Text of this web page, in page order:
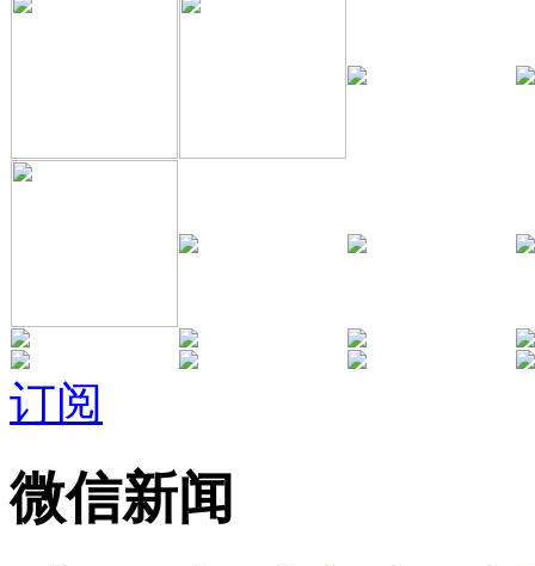
订阅
微信新闻